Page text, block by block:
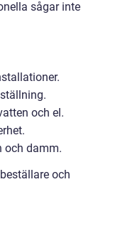
sågar inte
och el.
och damm.
och